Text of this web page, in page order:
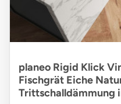
planeo Rigid Klick
Fischgrät Eiche
Trittschalldämmung